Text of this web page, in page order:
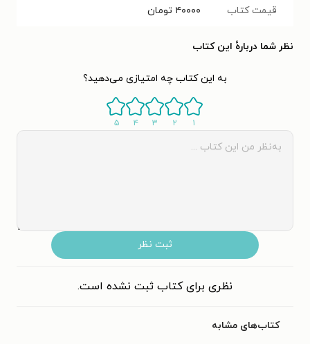
قیمت کتاب ۴۰۰۰۰ تومان
نظر شما دربارهٔ این کتاب
به این کتاب چه امتیازی می‌دهید؟
۱ ۲ ۳ ۴ ۵
ثبت نظر
نظری برای کتاب ثبت نشده است.
کتاب‌های مشابه